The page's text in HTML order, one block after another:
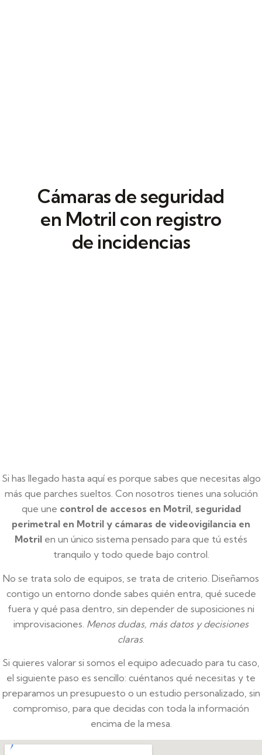
Cámaras de seguridad
en Motril con registro
de incidencias
Si has llegado hasta aquí es porque sabes que necesitas algo
más que parches sueltos. Con nosotros tienes una solución
que une control de accesos en Motril, seguridad
perimetral en Motril y cámaras de videovigilancia en
Motril en un único sistema pensado para que tú estés
tranquilo y todo quede bajo control.
No se trata solo de equipos, se trata de criterio. Diseñamos
contigo un entorno donde sabes quién entra, qué sucede
fuera y qué pasa dentro, sin depender de suposiciones ni
improvisaciones. Menos dudas, más datos y decisiones
claras.
Si quieres valorar si somos el equipo adecuado para tu caso,
el siguiente paso es sencillo: cuéntanos qué necesitas y te
preparamos un presupuesto o un estudio personalizado, sin
compromiso, para que decidas con toda la información
encima de la mesa.